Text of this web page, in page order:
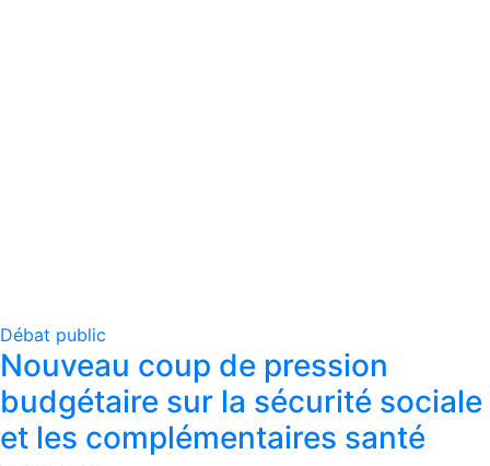
Débat public
Nouveau coup de pression
budgétaire sur la sécurité sociale
et les complémentaires santé